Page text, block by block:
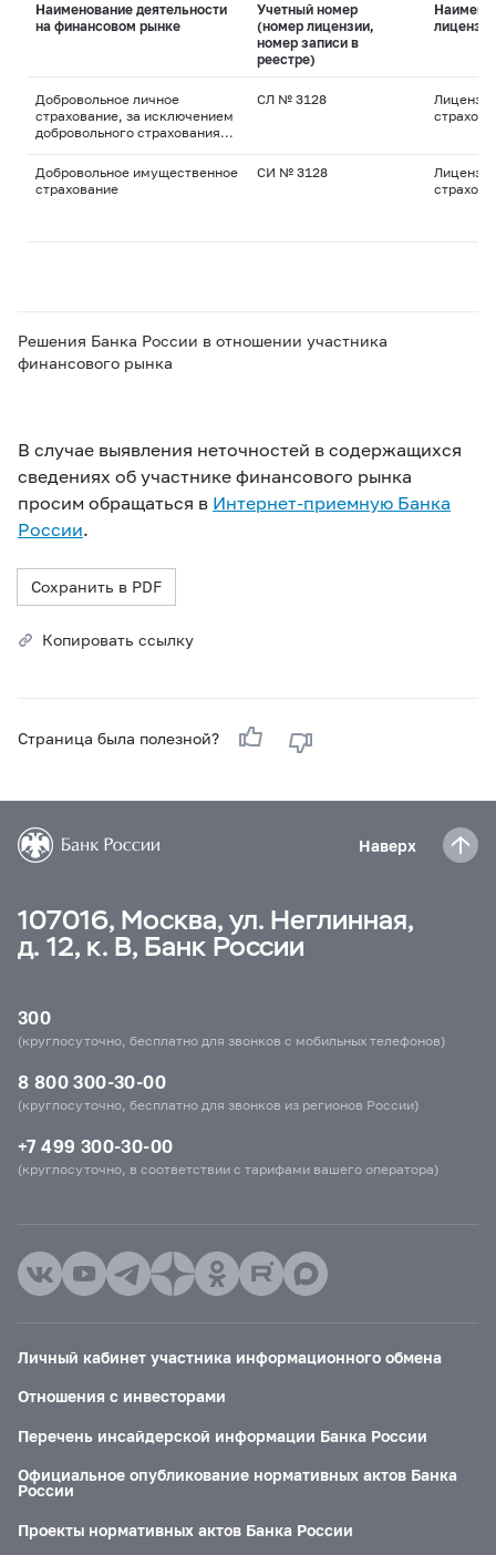
Наименование деятельности
на финансовом рынке
Учетный номер
(номер лицензии,
номер записи в
реестре)
лицензии
Добровольное личное
страхование, за исключением
добровольного страхования
СЛ № 3128
Добровольное имущественное
страхование
СИ № 3128
Решения Банка России в отношении участника
финансового рынка
В случае выявления неточностей в содержащихся
сведениях об участнике финансового рынка
просим обращаться в Интернет-приемную Банка
России.
Сохранить в PDF
Копировать ссылку
Страница была полезной?
Наверх
107016, Москва, ул. Неглинная,
д. 12, к. В, Банк России
300
(круглосуточно, бесплатно для звонков с мобильных телефонов)
8 800 300-30-00
(круглосуточно, бесплатно для звонков из регионов России)
+7 499 300-30-00
(круглосуточно, в соответствии с тарифами вашего оператора)
Личный кабинет участника информационного обмена
Отношения с инвесторами
Перечень инсайдерской информации Банка России
Официальное опубликование нормативных актов Банка
России
Проекты нормативных актов Банка России